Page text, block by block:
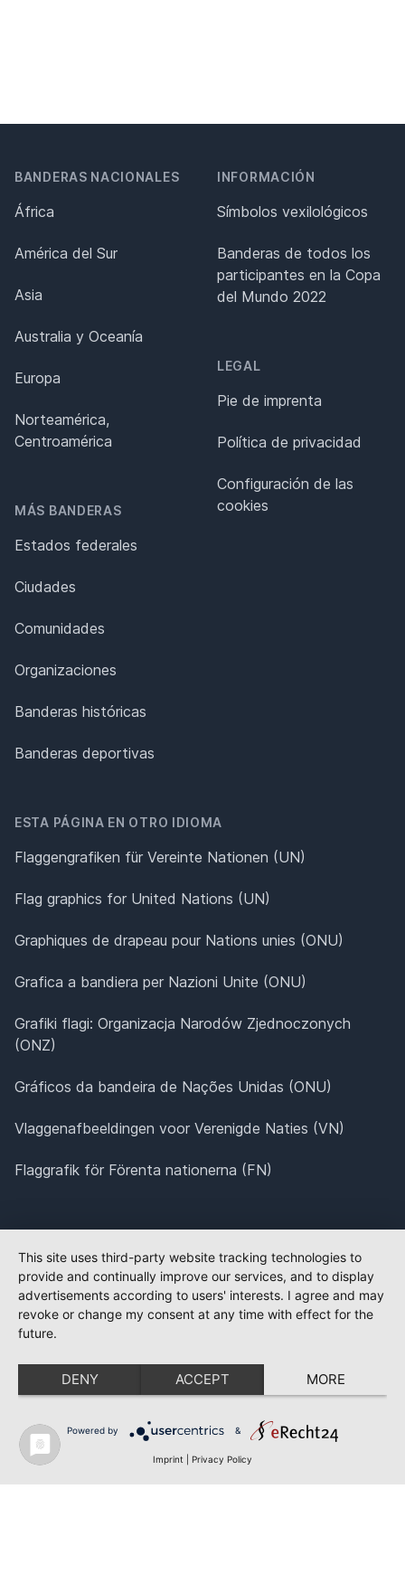
BANDERAS NACIONALES
África
América del Sur
Asia
Australia y Oceanía
Europa
Norteamérica,
Centroamérica
MÁS BANDERAS
Estados federales
Ciudades
Comunidades
Organizaciones
Banderas históricas
Banderas deportivas
INFORMACIÓN
Símbolos vexilológicos
Banderas de todos los
participantes en la Copa
del Mundo 2022
LEGAL
Pie de imprenta
Política de privacidad
Configuración de las
cookies
ESTA PÁGINA EN OTRO IDIOMA
Flaggengrafiken für Vereinte Nationen (UN)
Flag graphics for United Nations (UN)
Graphiques de drapeau pour Nations unies (ONU)
Grafica a bandiera per Nazioni Unite (ONU)
Grafiki flagi: Organizacja Narodów Zjednoczonych
(ONZ)
Gráficos da bandeira de Nações Unidas (ONU)
Vlaggenafbeeldingen voor Verenigde Naties (VN)
Flaggrafik för Förenta nationerna (FN)
This site uses third-party website tracking technologies to
provide and continually improve our services, and to display
advertisements according to users' interests. I agree and may
revoke or change my consent at any time with effect for the
future.
DENY ACCEPT MORE
Powered by &
Imprint Privacy Policy